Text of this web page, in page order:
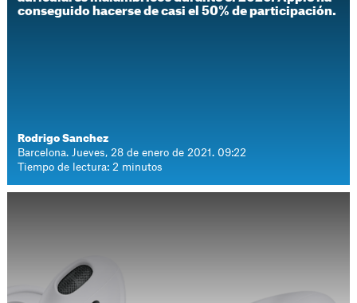
conseguido hacerse de casi el 50% de participación.
Rodrigo Sanchez
Barcelona. Jueves, 28 de enero de 2021. 09:22
Tiempo de lectura: 2 minutos